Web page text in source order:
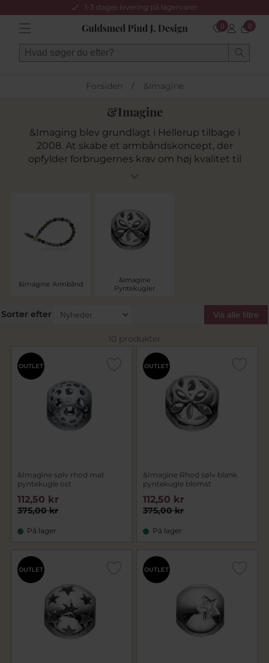
1-3 dages levering på lagervarer
0 0
Forsiden / &Imagine
&Imagine
&Imaging blev grundlagt i Hellerup tilbage i
2008. At skabe et armbåndskoncept, der
opfylder forbrugernes krav om høj kvalitet til
den rette pris - kombineret med nytænkning
Jewellery og den oprindelige designer Nikolaj
Bach-Andersen, som står for det.
&Imagine Armbånd
&Imagine
Pyntekugler
Sorter efter Vis alle filtre
10 produkter
OUTLET
&Imagine sølv rhod mat
pyntekugle ost
375,00 kr
112,50 kr
På lager
OUTLET
&Imagine Rhod sølv blank
pyntekugle blomst
375,00 kr
112,50 kr
På lager
OUTLET OUTLET